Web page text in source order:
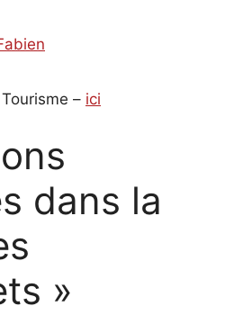
– ici
dans la
»